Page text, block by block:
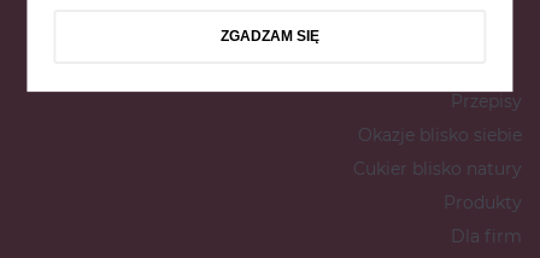
Przepisy
Okazje blisko siebie
Cukier blisko natury
Produkty
Dla firm
ZGADZAM SIĘ